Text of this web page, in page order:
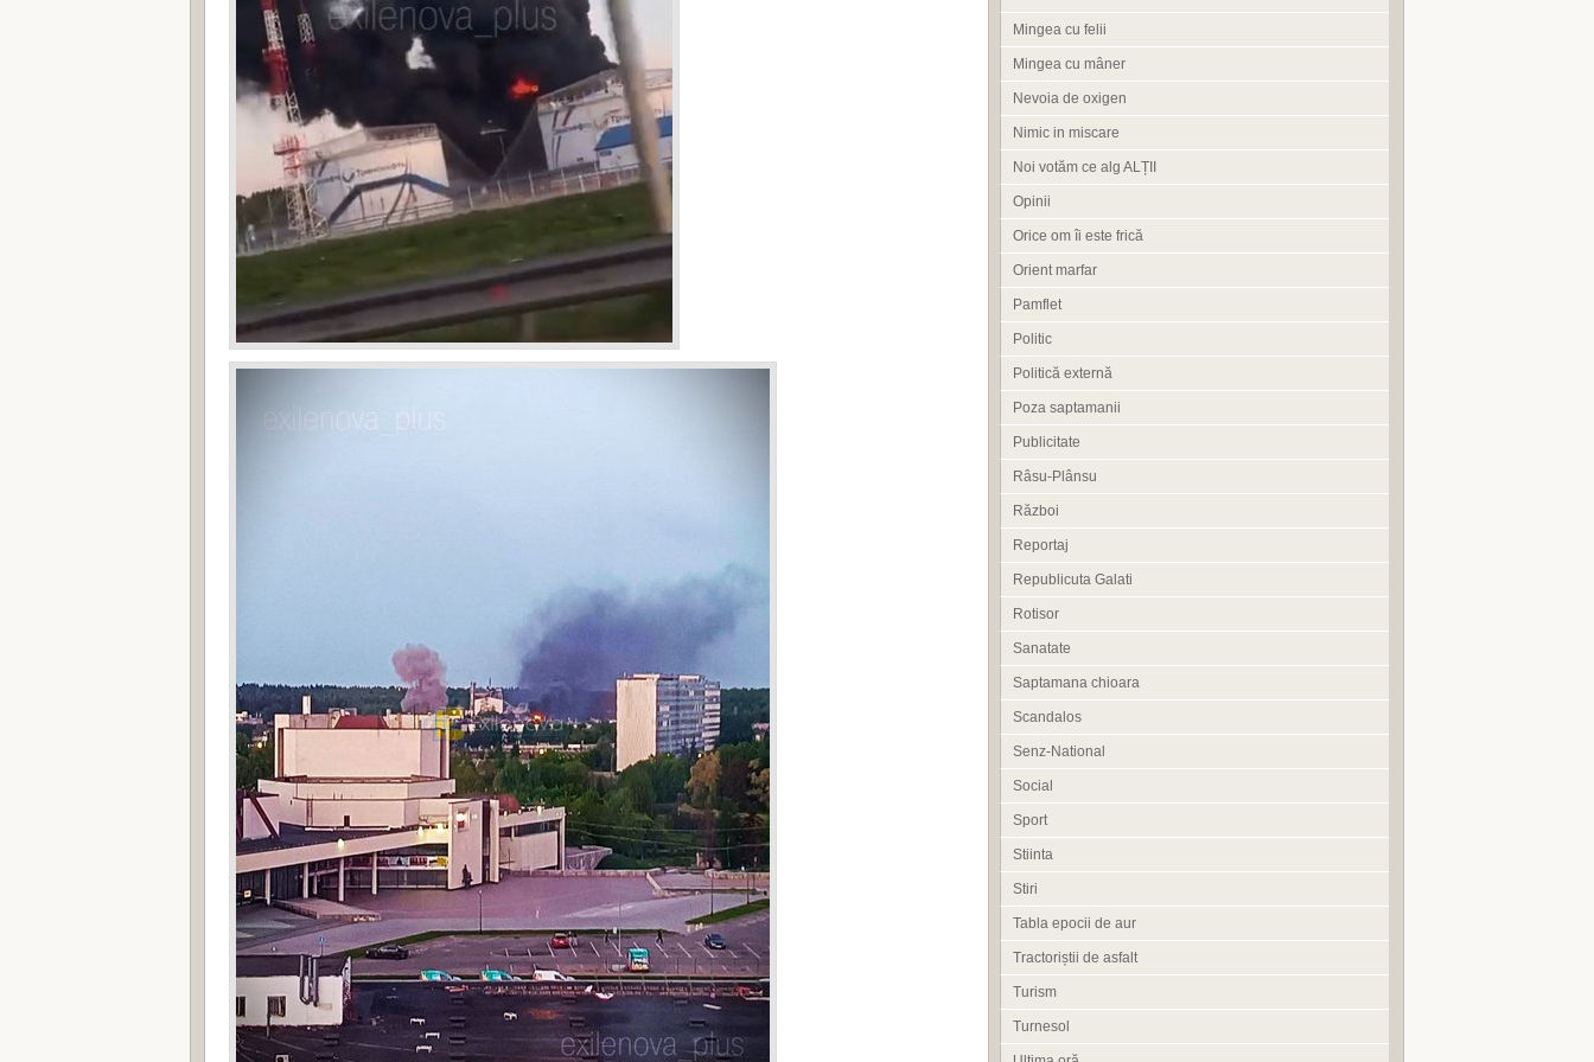
Mingea cu felii
Mingea cu mâner
Nevoia de oxigen
Nimic in miscare
Noi votăm ce alg ALȚII
Opinii
Orice om îi este frică
Orient marfar
Pamflet
Politic
Politică externă
Poza saptamanii
Publicitate
Râsu-Plânsu
Război
Reportaj
Republicuta Galati
Rotisor
Sanatate
Saptamana chioara
Scandalos
Senz-National
Social
Sport
Stiinta
Stiri
Tabla epocii de aur
Tractoriștii de asfalt
Turism
Turnesol